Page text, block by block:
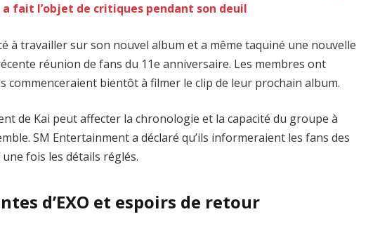
fait l’objet de critiques pendant son deuil
à travailler sur son nouvel album et a même taquiné une nouvelle
réunion de fans du 11e anniversaire. Les membres ont
commenceraient bientôt à filmer le clip de leur prochain album.
de Kai peut affecter la chronologie et la capacité du groupe à
SM Entertainment a déclaré qu’ils informeraient les fans des
une fois les détails réglés.
d’EXO et espoirs de retour